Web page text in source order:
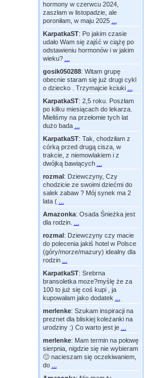
hormony w czerwcu 2024,
zaszłam w listopadzie, ale
poroniłam, w maju 2025
KarpatkaST: Po jakim czasie
udało Wam się zajść w ciążę po
odstawieniu hormonów i w jakim
wieku?
gosik050288: Witam grupę
obecnie staram się już drugi cykl
o dziecko . Trzymajcie kciuki
KarpatkaST: 2,5 roku. Poszłam
po kilku miesiącach do lekarza.
Mieliśmy na przełomie tych lat
dużo bada
KarpatkaST: Tak, chodziłam z
córką przed drugą cisza, w
trakcie, z niemowlakiem i z
dwójką bawiących
rozmal: Dziewczyny, Czy
chodzicie ze swoimi dziećmi do
salek zabaw ? Mój synek ma 2
lata (
Amazonka: Osada Śnieżka jest
dla rodzin.
rozmal: Dziewczyny czy macie
do polecenia jakiś hotel w Polsce
(góry/morze/mazury) idealny dla
rodzin
KarpatkaST: Srebrna
bransoletka moze?myślę że za
100 to już się coś kupi , ja
kupowałam jako dodatek
merlenke: Szukam inspiracji na
preznet dla bliskiej koleżanki na
urodziny :) Co warto jest je
merlenke: Mam termin na połowę
sierpnia, nigdzie się nie wybieram
🙂 nacieszam się oczekiwaniem,
do